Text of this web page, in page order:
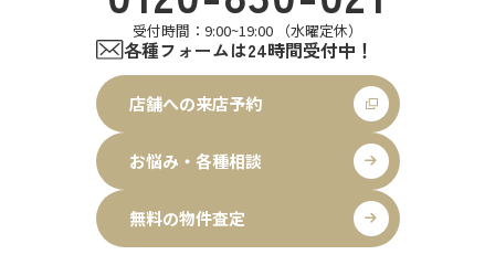
受付時間：9:00~19:00 （水曜定休）
各種フォームは24時間受付中！
店舗への来店予約
お悩み・各種相談
無料の物件査定